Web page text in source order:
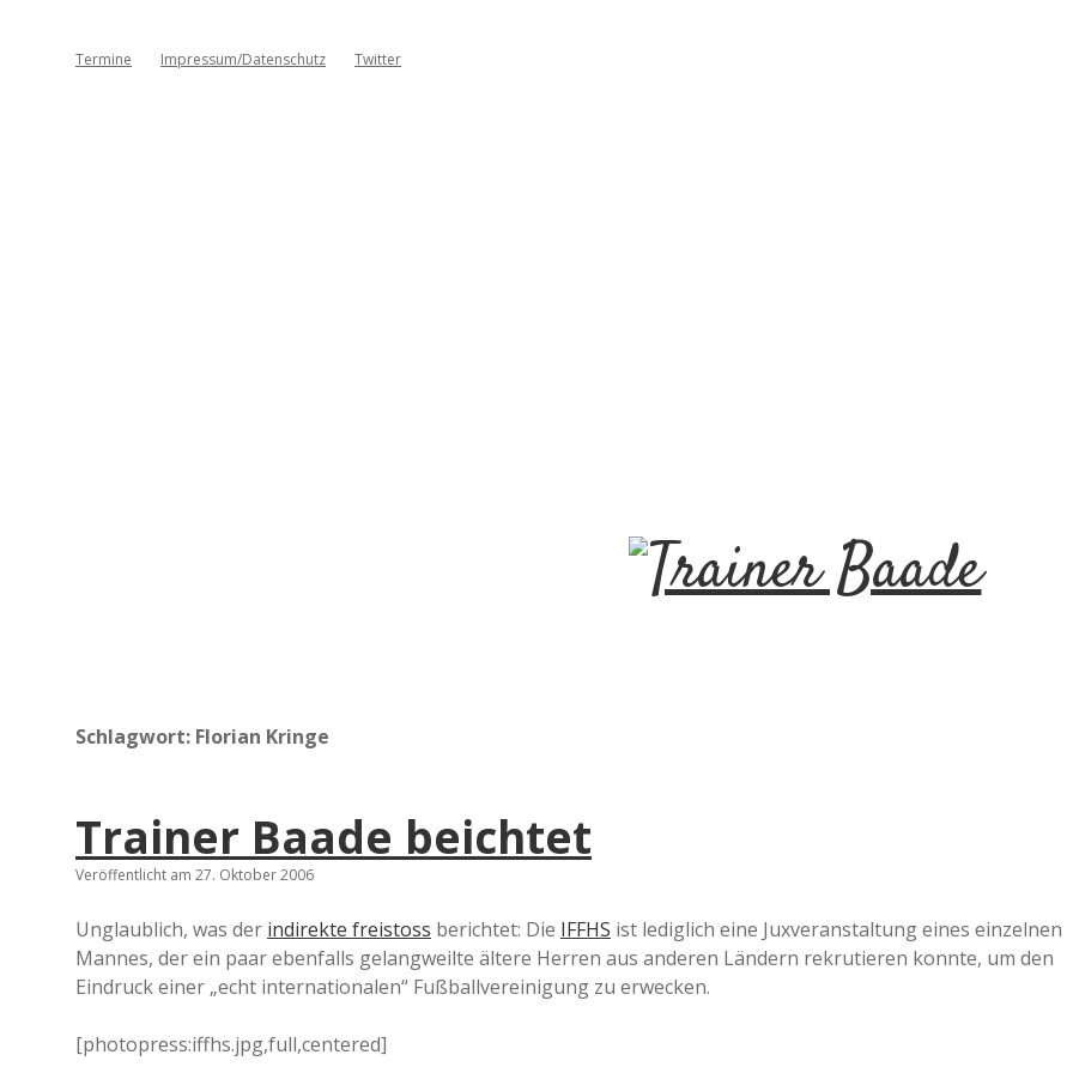
Termine Impressum/Datenschutz Twitter
T
e
r
Schlagwort: Florian Kringe
Trainer Baade beichtet
Veröffentlicht am 27. Oktober 2006
Unglaublich, was der indirekte freistoss berichtet: Die IFFHS ist lediglich eine Juxveranstaltung eines einzelnen
Mannes, der ein paar ebenfalls gelangweilte ältere Herren aus anderen Ländern rekrutieren konnte, um den
Eindruck einer „echt internationalen“ Fußballvereinigung zu erwecken.
[photopress:iffhs.jpg,full,centered]